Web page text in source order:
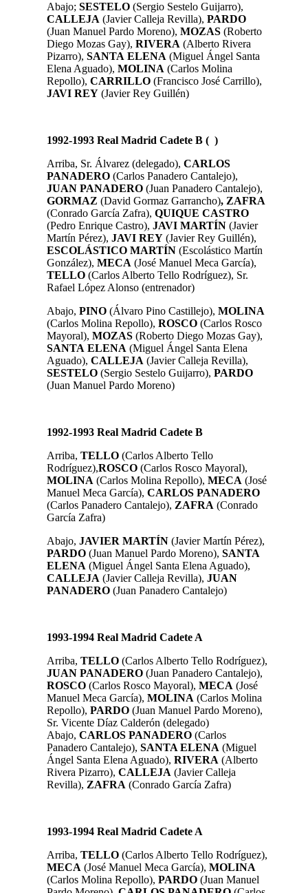
Abajo; SESTELO (Sergio Sestelo Guijarro),
CALLEJA (Javier Calleja Revilla), PARDO
(Juan Manuel Pardo Moreno), MOZAS (Roberto
Diego Mozas Gay), RIVERA (Alberto Rivera
Pizarro), SANTA ELENA (Miguel Ángel Santa
Elena Aguado), MOLINA (Carlos Molina
Repollo), CARRILLO (Francisco José Carrillo),
JAVI REY (Javier Rey Guillén)
1992-1993 Real Madrid Cadete B ( )
Arriba, Sr. Álvarez (delegado), CARLOS
PANADERO (Carlos Panadero Cantalejo),
JUAN PANADERO (Juan Panadero Cantalejo),
GORMAZ (David Gormaz Garrancho), ZAFRA
(Conrado García Zafra), QUIQUE CASTRO
(Pedro Enrique Castro), JAVI MARTÍN (Javier
Martín Pérez), JAVI REY (Javier Rey Guillén),
ESCOLÁSTICO MARTÍN (Escolástico Martín
González), MECA (José Manuel Meca García),
TELLO (Carlos Alberto Tello Rodríguez), Sr.
Rafael López Alonso (entrenador)
Abajo, PINO (Álvaro Pino Castillejo), MOLINA
(Carlos Molina Repollo), ROSCO (Carlos Rosco
Mayoral), MOZAS (Roberto Diego Mozas Gay),
SANTA ELENA (Miguel Ángel Santa Elena
Aguado), CALLEJA (Javier Calleja Revilla),
SESTELO (Sergio Sestelo Guijarro), PARDO
(Juan Manuel Pardo Moreno)
1992-1993 Real Madrid Cadete B
Arriba, TELLO (Carlos Alberto Tello
Rodríguez),ROSCO (Carlos Rosco Mayoral),
MOLINA (Carlos Molina Repollo), MECA (José
Manuel Meca García), CARLOS PANADERO
(Carlos Panadero Cantalejo), ZAFRA (Conrado
García Zafra)
Abajo, JAVIER MARTÍN (Javier Martín Pérez),
PARDO (Juan Manuel Pardo Moreno), SANTA
ELENA (Miguel Ángel Santa Elena Aguado),
CALLEJA (Javier Calleja Revilla), JUAN
PANADERO (Juan Panadero Cantalejo)
1993-1994 Real Madrid Cadete A
Arriba, TELLO (Carlos Alberto Tello Rodríguez),
JUAN PANADERO (Juan Panadero Cantalejo),
ROSCO (Carlos Rosco Mayoral), MECA (José
Manuel Meca García), MOLINA (Carlos Molina
Repollo), PARDO (Juan Manuel Pardo Moreno),
Sr. Vicente Díaz Calderón (delegado)
Abajo, CARLOS PANADERO (Carlos
Panadero Cantalejo), SANTA ELENA (Miguel
Ángel Santa Elena Aguado), RIVERA (Alberto
Rivera Pizarro), CALLEJA (Javier Calleja
Revilla), ZAFRA (Conrado García Zafra)
1993-1994 Real Madrid Cadete A
Arriba, TELLO (Carlos Alberto Tello Rodríguez),
MECA (José Manuel Meca García), MOLINA
(Carlos Molina Repollo), PARDO (Juan Manuel